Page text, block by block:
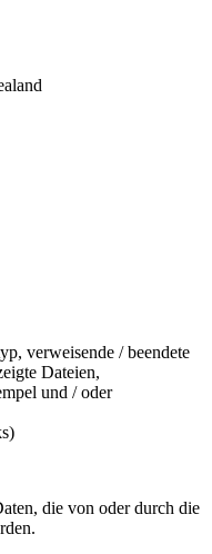
verweisende / beendete
Dateien,
und / oder
die von oder durch die